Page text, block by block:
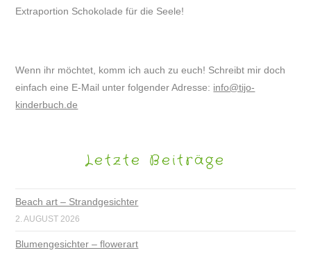
Extraportion Schokolade für die Seele!
Wenn ihr möchtet, komm ich auch zu euch! Schreibt mir doch
einfach eine E-Mail unter folgender Adresse: info@tijo-
kinderbuch.de
Letzte Beiträge
Beach art – Strandgesichter
2. AUGUST 2026
Blumengesichter – flowerart